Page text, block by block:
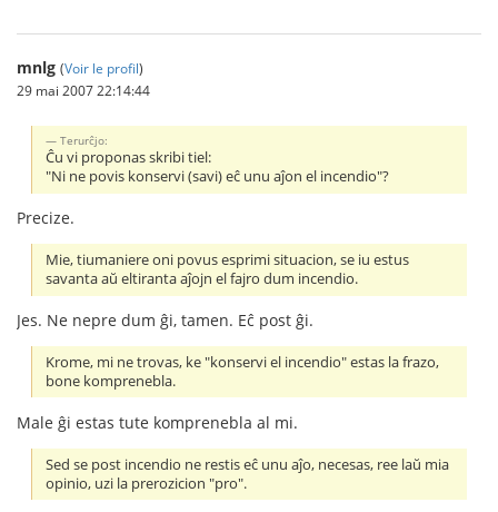
mnlg (Voir le profil)
29 mai 2007 22:14:44
Terurĉjo:
Ĉu vi proponas skribi tiel:
"Ni ne povis konservi (savi) eĉ unu aĵon el incendio"?
Precize.
Mie, tiumaniere oni povus esprimi situacion, se iu estus
savanta aŭ eltiranta aĵojn el fajro dum incendio.
Jes. Ne nepre dum ĝi, tamen. Eĉ post ĝi.
Krome, mi ne trovas, ke "konservi el incendio" estas la frazo,
bone komprenebla.
Male ĝi estas tute komprenebla al mi.
Sed se post incendio ne restis eĉ unu aĵo, necesas, ree laŭ mia
opinio, uzi la prerozicion "pro".